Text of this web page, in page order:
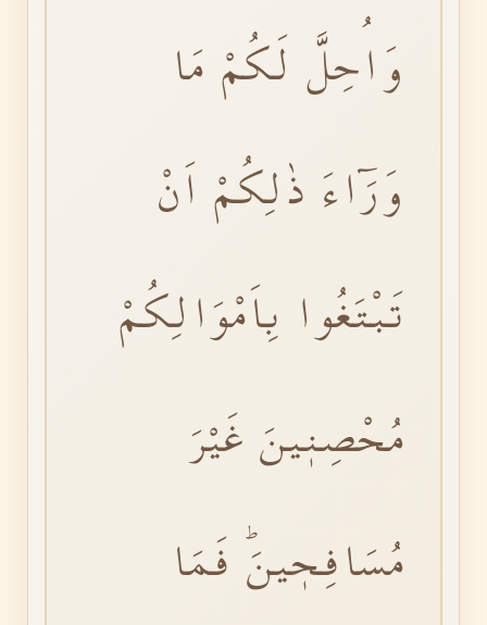
وَاُحِلَّ لَكُمْ مَا
وَرَٓاءَ ذٰلِكُمْ اَنْ
تَبْتَغُوا بِاَمْوَالِكُمْ
مُحْصِنٖينَ غَيْرَ
مُسَافِحٖينَۜ فَمَا